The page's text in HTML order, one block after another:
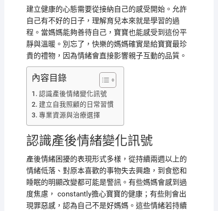
建立健康的心態需要從接納自己的感受開始。允許
自己有不好的日子，理解育兒本來就是學習的過
程。當媽媽能夠善待自己，寶寶也能感受到這份平
靜與溫暖。別忘了，快樂的媽媽確實是給寶寶最珍
貴的禮物，因為情緒會直接影響親子互動的品質。
內容目錄
認識產後情緒變化訊號
建立自我照顧的日常習慣
專業資源與治療選擇
認識產後情緒變化訊號
產後情緒困擾的表現形式多樣，從持續兩週以上的
情緒低落、對原本喜歡的事物失去興趣，到食慾和
睡眠的明顯改變都可能是警訊。有些媽媽會感到過
度焦慮， constantly擔心寶寶的健康；有些則會出
現罪惡感，認為自己不是好媽媽。這些情緒若持續